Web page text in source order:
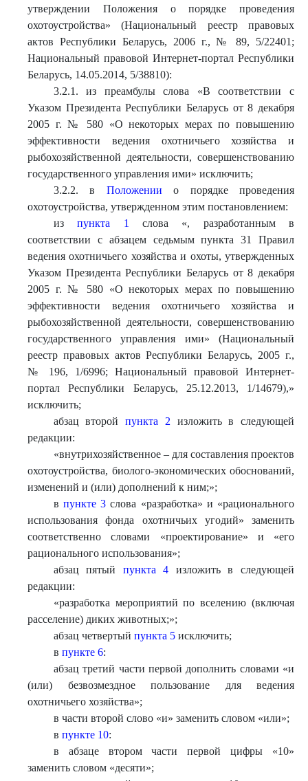
утверждении Положения о порядке проведения
охотоустройства» (Национальный реестр правовых
актов Республики Беларусь, 2006 г., № 89, 5/22401;
Национальный правовой Интернет-портал Республики
Беларусь, 14.05.2014, 5/38810):
3.2.1. из преамбулы слова «В соответствии с
Указом Президента Республики Беларусь от 8 декабря
2005 г. № 580 «О некоторых мерах по повышению
эффективности ведения охотничьего хозяйства и
рыбохозяйственной деятельности, совершенствованию
государственного управления ими» исключить;
3.2.2. в Положении о порядке проведения
охотоустройства, утвержденном этим постановлением:
изпункта 1
слова «, разработанным в
соответствии с абзацем седьмым пункта 31 Правил
ведения охотничьего хозяйства и охоты, утвержденных
Указом Президента Республики Беларусь от 8 декабря
2005 г. № 580 «О некоторых мерах по повышению
эффективности ведения охотничьего хозяйства и
рыбохозяйственной деятельности, совершенствованию
государственного управления ими» (Национальный
реестр правовых актов Республики Беларусь, 2005 г.,
№ 196, 1/6996; Национальный правовой Интернет-
портал Республики Беларусь, 25.12.2013, 1/14679),»
исключить;
абзац второйпункта 2 изложить в следующей
редакции:
«внутрихозяйственное – для составления проектов
охотоустройства, биолого-экономических обоснований,
изменений и (или) дополнений к ним;»;
в пункте 3 слова «разработка» и «рационального
использования фонда охотничьих угодий» заменить
соответственно словами «проектирование» и «его
рационального использования»;
абзац пятый пункта 4 изложить в следующей
редакции:
«разработка мероприятий по вселению (включая
расселение) диких животных;»;
абзац четвертый пункта 5исключить;
в пункте 6:
абзац третий части первой дополнить словами «и
(или) безвозмездное пользование для ведения
охотничьего хозяйства»;
в части второй слово «и» заменить словом «или»;
в пункте 10:
в абзаце втором части первой цифры «10»
заменить словом «десяти»;